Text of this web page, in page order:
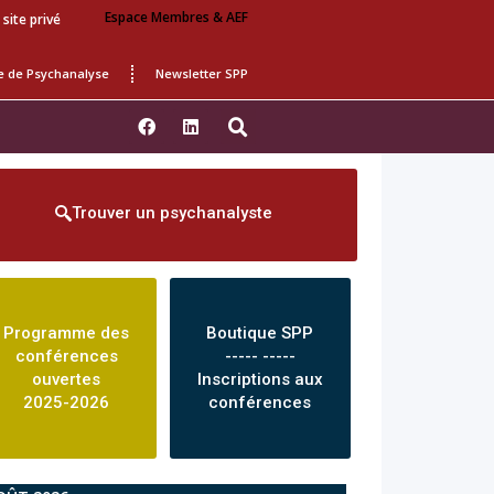
site privé Espace Membres & AEF
de Psychanalyse Newsletter SPP
Trouver un psychanalyste
Programme des
conférences
ouvertes
2025-2026
Boutique SPP
----- -----
Inscriptions aux
conférences